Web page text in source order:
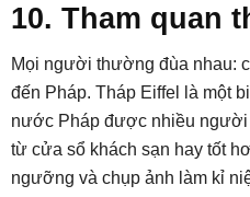
10. Tham quan
Mọi người thường đùa nhau:
đến Pháp. Tháp Eiffel là một
nước Pháp được nhiều người
từ cửa sổ khách sạn hay tốt
ngưỡng và chụp ảnh làm kỉ